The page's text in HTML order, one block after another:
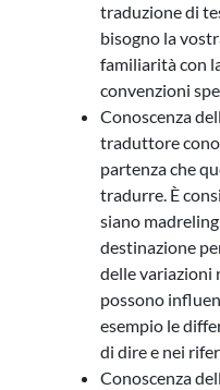
traduzione di
bisogno la
familiarità con
convenzioni
Conoscenza
traduttore
partenza che
tradurre. È
siano
destinazione
delle variazioni
possono
esempio le
di dire e nei
Conoscenza